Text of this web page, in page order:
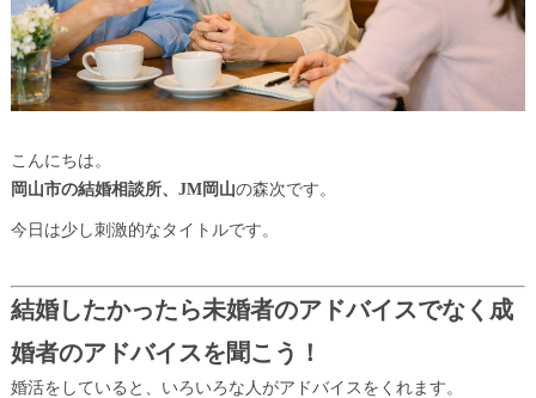
こんにちは。
岡山市の結婚相談所、 JM岡山の森次です。
今日は少し刺激的なタイトルです。
結婚したかったら未婚者のアドバイスでなく成
婚者のアドバイスを聞こう！
婚活をしていると、いろいろな人がアドバイスをくれます。